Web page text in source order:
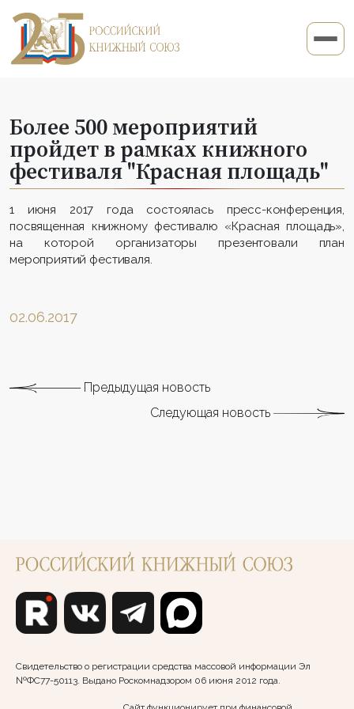
Более 500 мероприятий
пройдет в рамках книжного
фестиваля "Красная площадь"
1 июня 2017 года состоялась пресс-конференция,
посвященная книжному фестивалю «Красная площадь»,
на которой организаторы презентовали план
мероприятий фестиваля.
02.06.2017
Предыдущая новость
Следующая новость
Свидетельство о регистрации средства массовой информации Эл
№ФС77-50113. Выдано Роскомнадзором 06 июня 2012 года.